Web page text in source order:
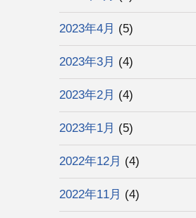
2023年4月 (5)
2023年3月 (4)
2023年2月 (4)
2023年1月 (5)
2022年12月 (4)
2022年11月 (4)